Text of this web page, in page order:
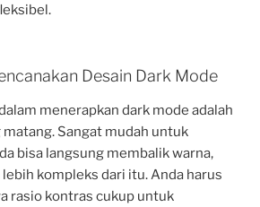
Desain Dark Mode
menerapkan dark mode adalah
matang. Sangat mudah untuk
bisa langsung membalik warna,
kompleks dari itu. Anda harus
rasio kontras cukup untuk